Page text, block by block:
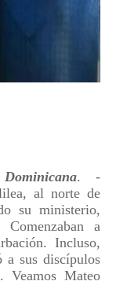
. -
al norte de
su ministerio,
Comenzaban a
Incluso,
a sus discípulos
Veamos Mateo